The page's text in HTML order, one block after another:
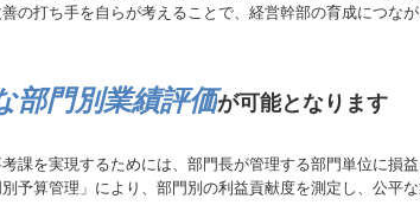
の打ち手を自らが考えることで、経営幹部の育成につなが
部門別業績評価が可能となります
課を実現するためには、部門長が管理する部門単位に損
予算管理」により、部門別の利益貢献度を測定し、公平